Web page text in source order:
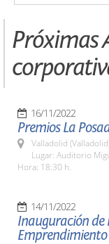
Próximas
16/11/2022
Premios La
Valladolid
Lugar: Auditorio
Hora: 18:30 h.
14/11/2022
Inauguración de
Emprendimiento